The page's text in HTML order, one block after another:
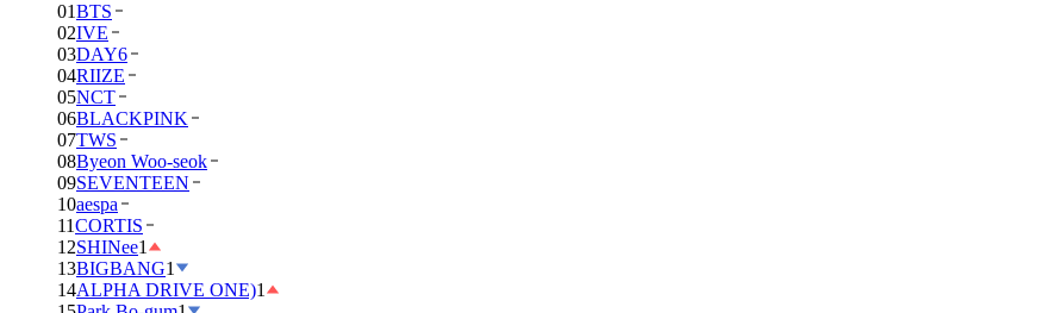
01BTS
02IVE
03DAY6
04RIIZE
05NCT
06BLACKPINK
07TWS
08Byeon Woo-seok
09SEVENTEEN
10aespa
11CORTIS
12SHINee1
13BIGBANG1
14ALPHA DRIVE ONE)1